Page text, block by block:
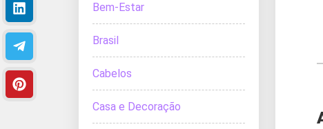
Bem-Estar
Brasil
Cabelos
Casa e Decoração